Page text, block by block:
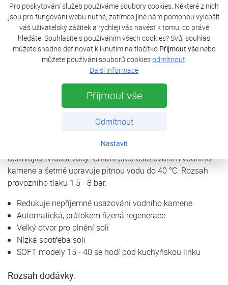
Pro poskytování služeb používáme soubory cookies. Některé z nich
jsou pro fungování webu nutné, zatímco jiné nám pomohou vylepšit
váš uživatelský zážitek a rychleji vás navést k tomu, co právě
hledáte. Souhlasíte s používáním všech cookies? Svůj souhlas
můžete snadno definovat kliknutím na tlačítko Přijmout všenebo
můžete používání souborů cookiesodmítnout
Další informace
Přijmout vše
Odmítnout
Nastavit
JUDO Bioquell-SOFT 100
Popis
Parametry
Dokumenty
JUDO BIOQUELL®-SOFT - Plně automatická jednotka
upravující tvrdost vody. Chrání před usazováním vodního
kamene a šetrně upravuje pitnou vodu do 40 °C. Rozsah
provozního tlaku 1,5 - 8 bar.
Redukuje nepříjemné usazování vodního kamene
Automatická, průtokem řízená regenerace
Velký otvor pro plnění soli
Nízká spotřeba soli
SOFT modely 15 - 40 se hodí pod kuchyňskou linku
Rozsah dodávky: